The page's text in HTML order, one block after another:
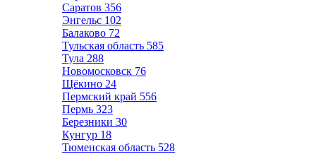
Саратов 356
Энгельс 102
Балаково 72
Тульская область 585
Тула 288
Новомосковск 76
Щёкино 24
Пермский край 556
Пермь 323
Березники 30
Кунгур 18
Тюменская область 528